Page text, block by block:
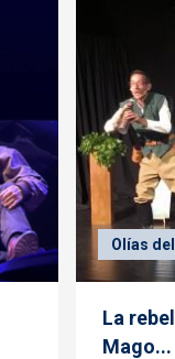
Olías
La
Mago...